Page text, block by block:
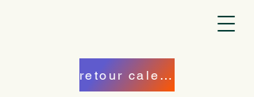
retour calendrier